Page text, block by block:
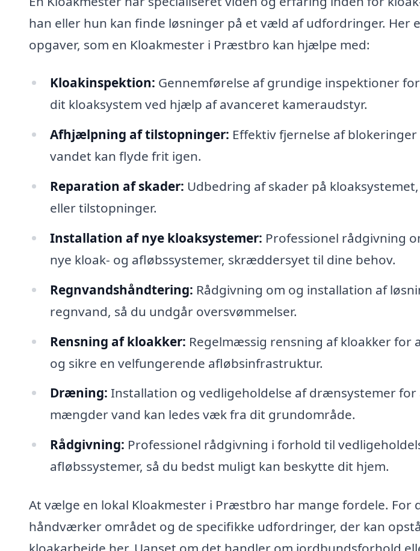
han eller hun kan finde løsninger på et væld af udfordringer. Her
opgaver, som en Kloakmester i Præstbro kan hjælpe med:
Kloakinspektion: Gennemførelse af grundige inspektioner
dit kloaksystem ved hjælp af avanceret kameraudstyr.
Afhjælpning af tilstopninger: Effektiv fjernelse af
vandet kan flyde frit igen.
Reparation af skader: Udbedring af skader på
eller tilstopninger.
Installation af nye kloaksystemer: Professionel rådgivning
nye kloak- og afløbssystemer, skræddersyet til dine behov.
Regnvandshåndtering: Rådgivning om og installation af
regnvand, så du undgår oversvømmelser.
Rensning af kloakker: Regelmæssig rensning af kloakker
og sikre en velfungerende afløbsinfrastruktur.
Dræning: Installation og vedligeholdelse af drænsystemer for
mængder vand kan ledes væk fra dit grundområde.
Rådgivning: Professionel rådgivning i forhold til
afløbssystemer, så du bedst muligt kan beskytte dit hjem.
At vælge en lokal Kloakmester i Præstbro har mange fordele. For
håndværker området og de specifikke udfordringer, der kan